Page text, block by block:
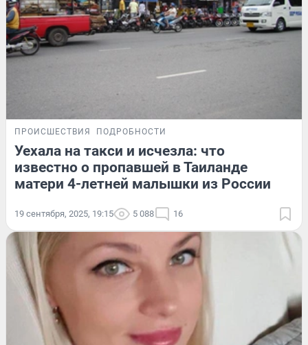
ПРОИСШЕСТВИЯ ПОДРОБНОСТИ
Уехала на такси и исчезла: что
известно о пропавшей в Таиланде
матери 4-летней малышки из России
19 сентября, 2025, 19:15 5 088 16